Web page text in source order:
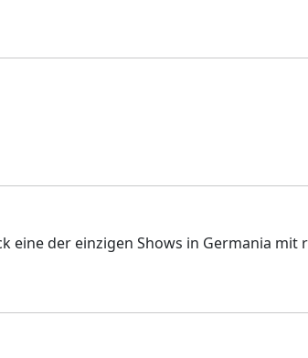
eine der einzigen Shows in Germania mit